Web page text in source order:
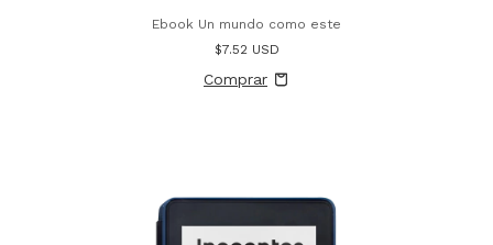
Ebook Un mundo como este
$7.52 USD